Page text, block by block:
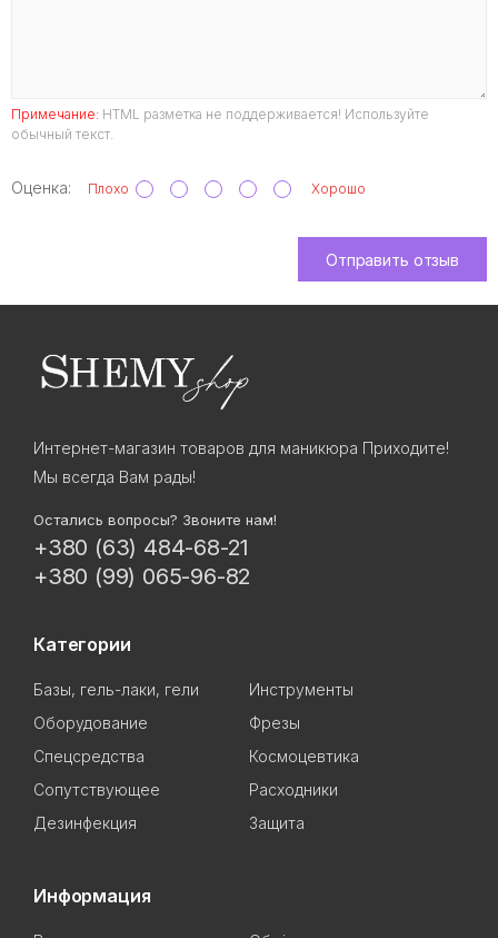
Примечание: HTML разметка не поддерживается! Используйте
обычный текст.
Оценка: Плохо Хорошо
Отправить отзыв
Интернет-магазин товаров для маникюра Приходите!
Мы всегда Вам рады!
Остались вопросы? Звоните нам!
+380 (63) 484-68-21
+380 (99) 065-96-82
Категории
Базы, гель-лаки, гели
Инструменты
Оборудование
Фрезы
Спецсредства
Космоцевтика
Сопутствующее
Расходники
Дезинфекция
Защита
Информация